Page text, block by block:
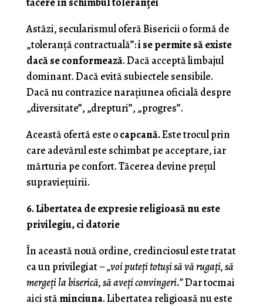
Astăzi, secularismul oferă Bisericii o formă de
„toleranță contractuală”:i se permite să existe
dacă se conformează. Dacă acceptă limbajul
dominant. Dacă evită subiectele sensibile.
Dacă nu contrazice narațiunea oficială despre
„diversitate”, „drepturi”, „progres”.
Această ofertă este ocapcană.Este trocul prin
care adevărul este schimbat pe acceptare, iar
mărturia pe confort. Tăcerea devine prețul
supraviețuirii.
6. Libertatea de expresie religioasă nu este
privilegiu, ci datorie
În această nouă ordine, credinciosul este tratat
ca un privilegiat –„voi puteți totuși să vă rugați, să
mergeți la biserică, să aveți convingeri.”Dar tocmai
aici stăminciuna. Libertatea religioasă nu este